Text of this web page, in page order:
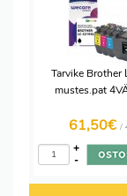
Tarvike Brother
mustes.pat
61,50€ /
-
+